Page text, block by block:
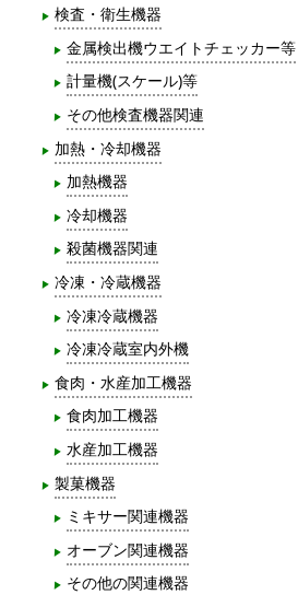
検査・衛生機器
金属検出機ウエイトチェッカー等
計量機(スケール)等
その他検査機器関連
加熱・冷却機器
加熱機器
冷却機器
殺菌機器関連
冷凍・冷蔵機器
冷凍冷蔵機器
冷凍冷蔵室内外機
食肉・水産加工機器
食肉加工機器
水産加工機器
製菓機器
ミキサー関連機器
オーブン関連機器
その他の関連機器